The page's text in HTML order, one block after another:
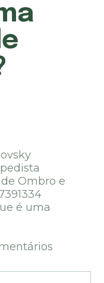
Ombro e
é uma